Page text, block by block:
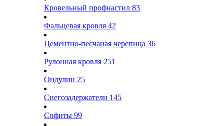
Кровельный профнастил 83
Фальцевая кровля 42
Цементно-песчаная черепица 36
Рулонная кровля 251
Ондулин 25
Снегозадержатели 145
Софиты 99